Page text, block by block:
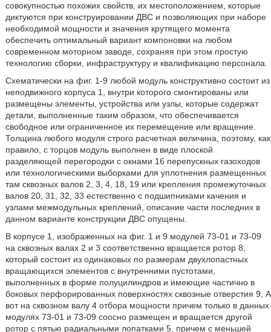
совокупностью похожих свойств, их местоположением, которые
диктуются при конструировании ДВС и позволяющих при наборе
необходимой мощности и значения крутящего момента
обеспечить оптимальный вариант компоновки на любом
современном моторном заводе, сохраняя при этом простую
технологию сборки, инфраструктуру и квалификацию персонала.
Схематически на фиг. 1-9 любой модуль конструктивно состоит из
неподвижного корпуса 1, внутри которого смонтированы или
размещены элементы, устройства или узлы, которые содержат
детали, выполненные таким образом, что обеспечивается
свободное или ограниченное их перемещение или вращение.
Толщина любого модуля строго расчетная величина, поэтому, как
правило, с торцов модуль выполнен в виде плоской
разделяющей перегородки с окнами 16 перепускных газоходов
или технологическими выборками для уплотнения размещенных
там сквозных валов 2, 3, 4, 18, 19 или крепления промежуточных
валов 20, 31, 32, 33 естественно с подшипниками качения и
узлами межмодульных креплений, описание части последних в
данном варианте конструкции ДВС опущены.
В корпусе 1, изображенных на фиг. 1 и 9 модулей 73-01 и 73-09
на сквозных валах 2 и 3 соответственно вращается ротор 8,
который состоит из одинаковых по размерам двухлопастных
вращающихся элементов с внутренними пустотами,
выполненных в форме полуцилиндров и имеющие частично в
боковых перфорированных поверхностях сквозные отверстия 9, А
вот на сквозном валу 4 отбора мощности причем только в данных
модулях 73-01 и 73-09 соосно размещен и вращается другой
ротор с пятью радиальными лопатками 5, причем с меньшей